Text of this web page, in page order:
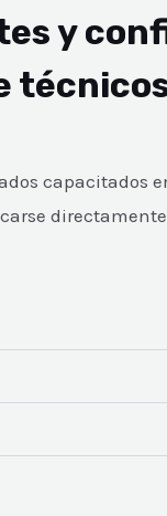
y
capacitados